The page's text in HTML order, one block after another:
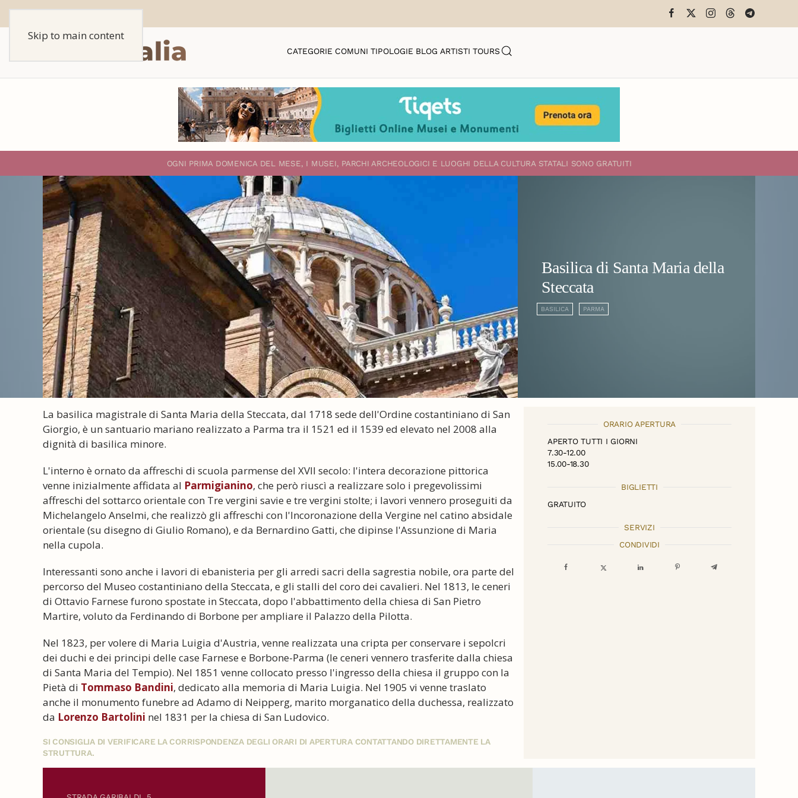
Skip to main content
CATEGORIE COMUNI TIPOLOGIE BLOG ARTISTI TOURS
OGNI PRIMA DOMENICA DEL MESE, I MUSEI, PARCHI ARCHEOLOGICI E LUOGHI DELLA CULTURA STATALI SONO GRATUITI
Basilica di Santa Maria della
Steccata
BASILICA PARMA
La basilica magistrale di Santa Maria della Steccata, dal 1718 sede dell'Ordine costantiniano di San
Giorgio, è un santuario mariano realizzato a Parma tra il 1521 ed il 1539 ed elevato nel 2008 alla
dignità di basilica minore.
L'interno è ornato da affreschi di scuola parmense del XVII secolo: l'intera decorazione pittorica
venne inizialmente affidata al Parmigianino, che però riuscì a realizzare solo i pregevolissimi
affreschi del sottarco orientale con Tre vergini savie e tre vergini stolte; i lavori vennero proseguiti da
Michelangelo Anselmi, che realizzò gli affreschi con l'Incoronazione della Vergine nel catino absidale
orientale (su disegno di Giulio Romano), e da Bernardino Gatti, che dipinse l'Assunzione di Maria
nella cupola.
Interessanti sono anche i lavori di ebanisteria per gli arredi sacri della sagrestia nobile, ora parte del
percorso del Museo costantiniano della Steccata, e gli stalli del coro dei cavalieri. Nel 1813, le ceneri
di Ottavio Farnese furono spostate in Steccata, dopo l'abbattimento della chiesa di San Pietro
Martire, voluto da Ferdinando di Borbone per ampliare il Palazzo della Pilotta.
Nel 1823, per volere di Maria Luigia d'Austria, venne realizzata una cripta per conservare i sepolcri
dei duchi e dei principi delle case Farnese e Borbone-Parma (le ceneri vennero trasferite dalla chiesa
di Santa Maria del Tempio). Nel 1851 venne collocato presso l'ingresso della chiesa il gruppo con la
Pietà di Tommaso Bandini, dedicato alla memoria di Maria Luigia. Nel 1905 vi venne traslato
anche il monumento funebre ad Adamo di Neipperg, marito morganatico della duchessa, realizzato
da Lorenzo Bartolini nel 1831 per la chiesa di San Ludovico.
SI CONSIGLIA DI VERIFICARE LA CORRISPONDENZA DEGLI ORARI DI APERTURA CONTATTANDO DIRETTAMENTE LA
STRUTTURA.
ORARIO APERTURA
APERTO TUTTI I GIORNI
7.30-12.00
15.00-18.30
BIGLIETTI
GRATUITO
SERVIZI
CONDIVIDI